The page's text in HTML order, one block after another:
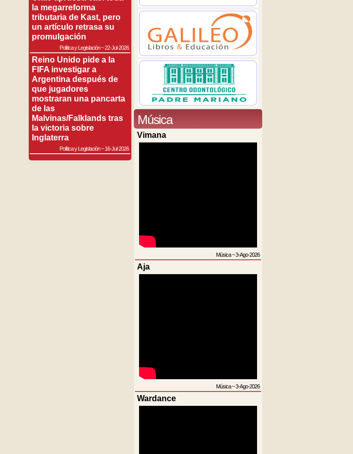
la megarreforma
tributaria de Kast, pero
un artículo retrasa su
promulgación
Política y Legislación~22-Jul-2026
Reino Unido pide a la
FIFA investigar a
Argentina después de
que jugadores
mostraran una pancarta
de las
Malvinas/Falklands tras
la victoria sobre
Inglaterra
Política y Legislación~16-Jul-2026
Música
Vimana
Música~3-Ago-2026
Aja
Música~3-Ago-2026
Wardance